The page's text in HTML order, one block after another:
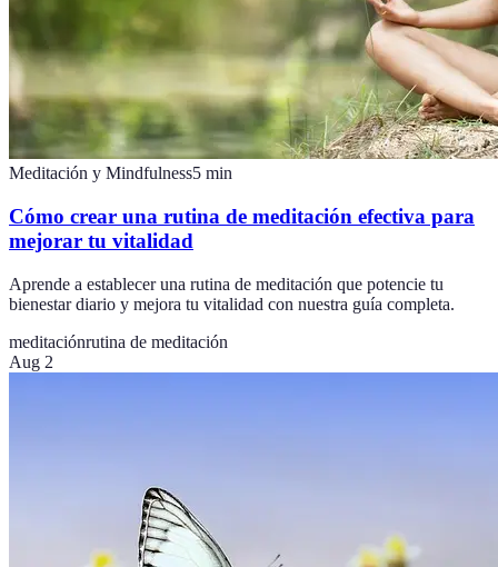
Meditación y Mindfulness5 min
Cómo crear una rutina de meditación efectiva para
mejorar tu vitalidad
Aprende a establecer una rutina de meditación que potencie tu
bienestar diario y mejora tu vitalidad con nuestra guía completa.
meditaciónrutina de meditación
Aug 2